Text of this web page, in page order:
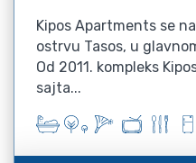
Kipos Apartments se
ostrvu Tasos, u
Od 2011. kompleks
sajta...